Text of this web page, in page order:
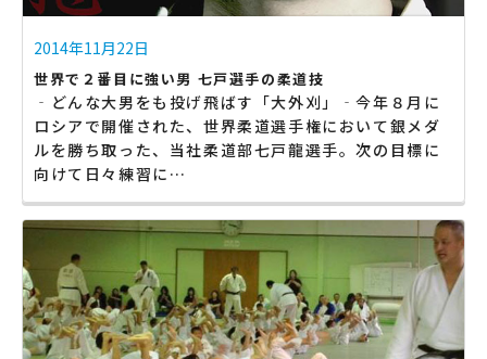
2014年11月22日
世界で２番目に強い男 七戸選手の柔道技
‐どんな大男をも投げ飛ばす「大外刈」‐今年８月に
ロシアで開催された、世界柔道選手権において銀メダ
ルを勝ち取った、当社柔道部七戸龍選手。次の目標に
向けて日々練習に…